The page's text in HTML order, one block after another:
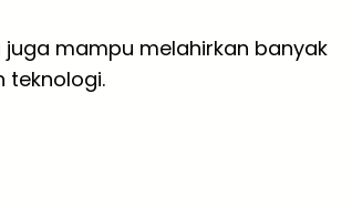
juga mampu melahirkan banyak
teknologi.